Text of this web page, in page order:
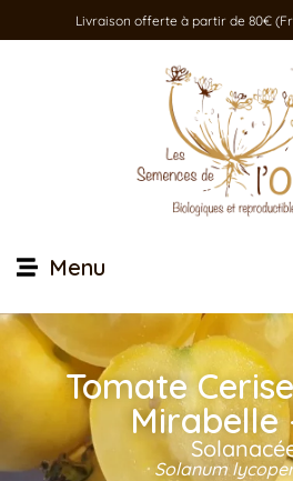
Livraison offerte à partir de 80€
Menu
Tomate
Mirabelle
Solanum